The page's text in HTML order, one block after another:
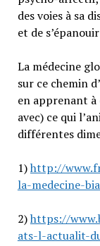
des voies à sa
et de
La médecine
sur ce chemin
en apprenant
avec) ce qui
différentes
1)http://
la-medecine-
2)https://
ats-l-actualit-